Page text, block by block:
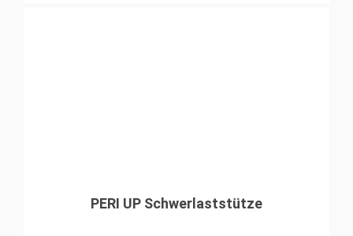
PERI UP Schwerlaststütze